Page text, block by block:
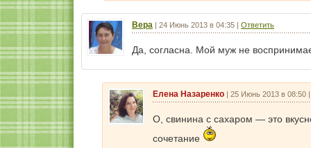
Вера | 24 Июнь 2013 в 04:35 | Ответить
Да, согласна. Мой муж не
Елена Назаренко | 25 Июнь 2013 в 08:50
О, свинина с сахаром — это
сочетание